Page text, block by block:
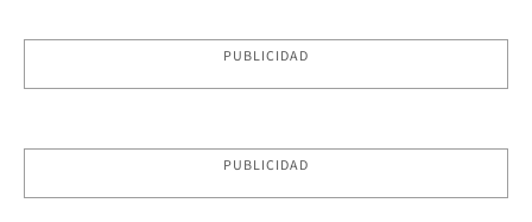
PUBLICIDAD
PUBLICIDAD